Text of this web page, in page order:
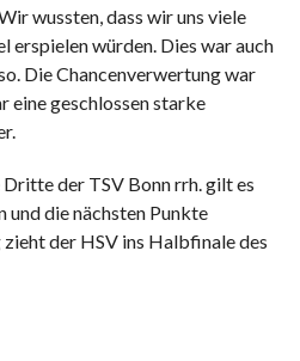
wussten, dass wir uns viele
erspielen würden. Dies war auch
Die Chancenverwertung war
eine geschlossen starke
der TSV Bonn rrh. gilt es
und die nächsten Punkte
der HSV ins Halbfinale des